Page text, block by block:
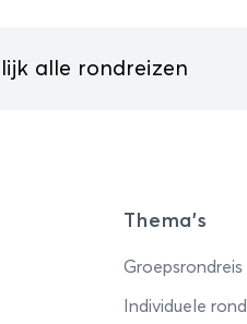
alle rondreizen
Thema's
Groepsrondreis
Individuele